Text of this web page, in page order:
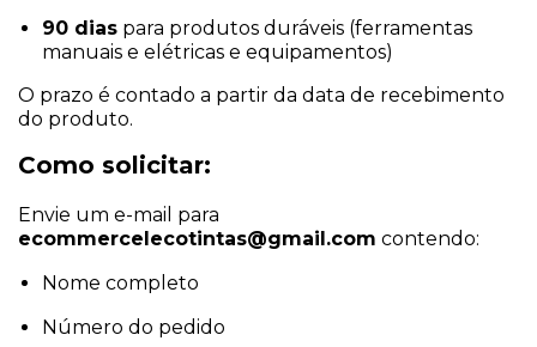
90 dias para produtos duráveis (ferramentas
manuais e elétricas e equipamentos)
O prazo é contado a partir da data de recebimento
do produto.
Como solicitar:
Envie um e-mail para
ecommercelecotintas@gmail.com contendo:
Nome completo
Número do pedido